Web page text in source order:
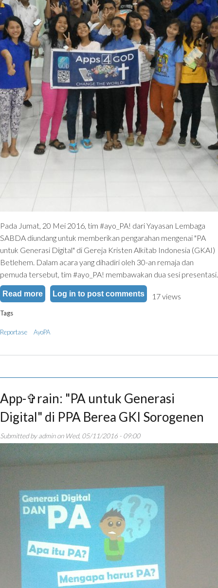
Pada Jumat, 20 Mei 2016, tim #ayo_PA! dari Yayasan Lembaga
SABDA diundang untuk memberikan pengarahan mengenai "PA
untuk Generasi Digital" di Gereja Kristen Alkitab Indonesia (GKAI)
Betlehem. Dalam acara yang dihadiri oleh 30-an remaja dan
pemuda tersebut, tim #ayo_PA! membawakan dua sesi presentasi.
Read more about App-✞alks: #ayo_PA! di GKAI
Log in to post comments 17 views
Tags
Reportase AyoPA
App-✞rain: "PA untuk Generasi
Digital" di PPA Berea GKI Sorogenen
Submitted byadmin on Wed, 05/11/2016 - 09:00